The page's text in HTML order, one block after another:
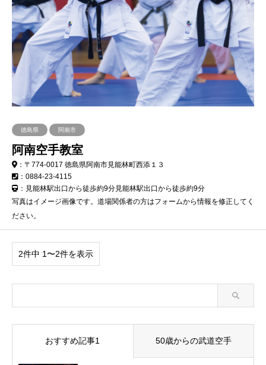
徳島県 阿南市
阿南空手教室
：〒774-0017 徳島県阿南市見能林町西添１３
：0884-23-4115
：見能林駅出口から徒歩約9分見能林駅出口から徒歩約9分
写真はイメージ画像です。道場関係者の方はフォームから情報を修正してく
ださい。
2件中 1〜2件を表示
おすすめ記事1 50歳からの武道空手